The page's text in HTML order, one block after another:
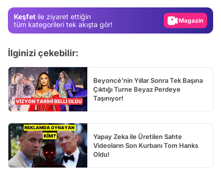
Keşfet ile ziyaret ettiğin
tüm kategorileri tek akışta gör!
Magazin
İlginizi çekebilir:
Beyoncé'nin Yıllar Sonra Tek Başına
Çıktığı Turne Beyaz Perdeye
Taşınıyor!
Yapay Zeka ile Üretilen Sahte
Videoların Son Kurbanı Tom Hanks
Oldu!